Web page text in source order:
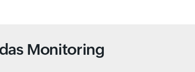
Monitoring